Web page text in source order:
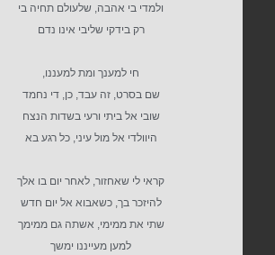
ולמדי בי אהבה, שלעולם תחיה בי
רק בידקי שליבי אינו נדם
חי למענך ומת למעננו,
שם בסרט, זה עבד, כן, די נחמד
שובי אל ביתי ורעי בשדות הנצח
היוולדי אל מול עיני, כל רגע בא
קראי לי שאחזור, לאחר יום בו אלך
להיזכר בך, כשאבוא אל יום חדש
שתי את ממימי, אשתה גם ממימך
למען מעייננו ימשך